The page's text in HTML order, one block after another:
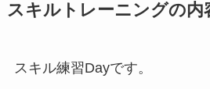
スキルトレーニングの内
スキル練習Dayです。